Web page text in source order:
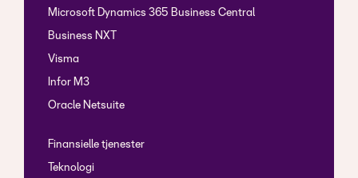
Microsoft Dynamics 365 Business Central
Business NXT
Visma
Infor M3
Oracle Netsuite
Finansielle tjenester
Teknologi